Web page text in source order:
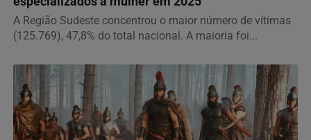
A Região Sudeste concentrou o maior número de vítimas
(125.769), 47,8% do total nacional. A maioria foi...